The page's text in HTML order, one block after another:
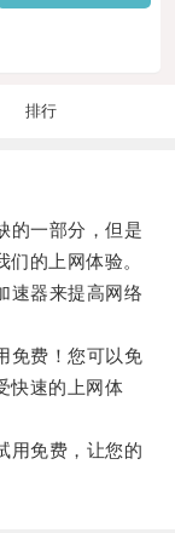
排行
一部分，但是
的上网体验。
器来提高网络
费！您可以免
快速的上网体
免费，让您的